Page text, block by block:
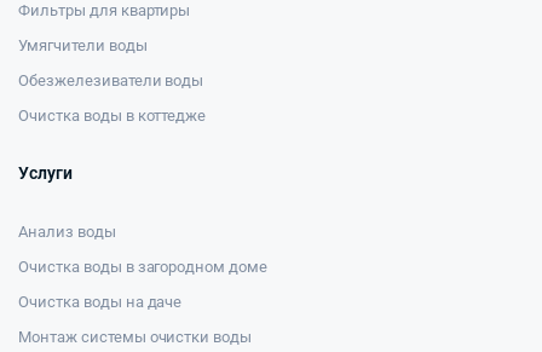
Фильтры для квартиры
Умягчители воды
Обезжелезиватели воды
Очистка воды в коттедже
Услуги
Анализ воды
Очистка воды в загородном доме
Очистка воды на даче
Монтаж системы очистки воды